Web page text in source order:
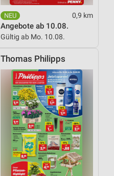
0,9 km
Angebote ab 10.08.
Gültig ab Mo. 10.08.
Thomas Philipps